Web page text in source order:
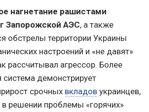
нагнетание рашистами
Запорожской АЭС, а также
обстрелы территории Украины
настроений и «не давят»
рассчитывал агрессор. Более
система демонстрирует
срочных вкладов украинцев,
решении проблемы «горячих»